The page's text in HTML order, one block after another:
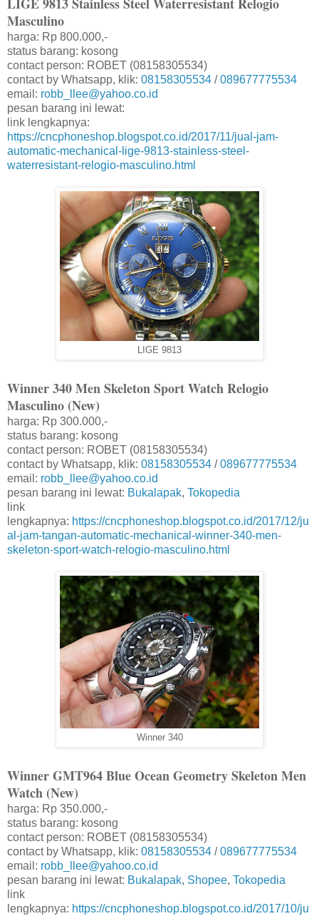
LIGE 9813 Stainless Steel Waterresistant Relogio
Masculino
harga: Rp 800.000,-
status barang: kosong
contact person: ROBET (08158305534)
contact by Whatsapp, klik: 08158305534 /089677775534
email: robb_llee@yahoo.co.id
pesan barang ini lewat:
link lengkapnya:
https://cncphoneshop.blogspot.co.id/2017/11/jual-jam-
automatic-mechanical-lige-9813-stainless-steel-
waterresistant-relogio-masculino.html
LIGE 9813
Winner 340 Men Skeleton Sport Watch Relogio
Masculino (New)
harga: Rp 300.000,-
status barang: kosong
contact person: ROBET (08158305534)
contact by Whatsapp, klik: 08158305534 /089677775534
email: robb_llee@yahoo.co.id
pesan barang ini lewat: Bukalapak, Tokopedia
link
lengkapnya: https://cncphoneshop.blogspot.co.id/2017/12/ju
al-jam-tangan-automatic-mechanical-winner-340-men-
skeleton-sport-watch-relogio-masculino.html
Winner 340
Winner GMT964 Blue Ocean Geometry Skeleton Men
Watch (New)
harga: Rp 350.000,-
status barang: kosong
contact person: ROBET (08158305534)
contact by Whatsapp, klik: 08158305534 /089677775534
email: robb_llee@yahoo.co.id
pesan barang ini lewat: Bukalapak, Shopee, Tokopedia
link
lengkapnya: https://cncphoneshop.blogspot.co.id/2017/10/ju